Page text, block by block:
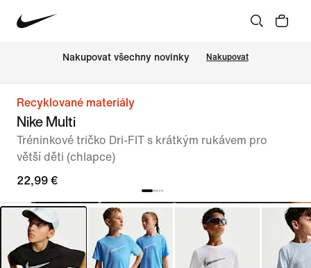
Nakupovat všechny novinky Nakupovat
Recyklované materiály
Nike Multi
Tréninkové tričko Dri-FIT s krátkým rukávem pro
větší děti (chlapce)
22,99 €